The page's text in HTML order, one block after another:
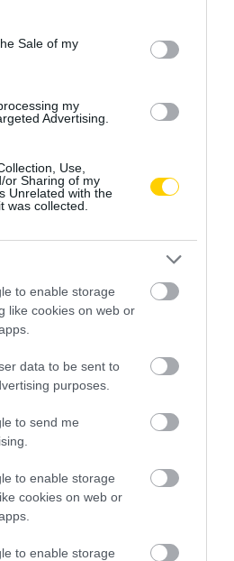
purposes in below Google
Sale of my
my
Advertising.
Use,
or Sharing of my
Unrelated with the
was collected.
to enable storage
like cookies on web or
data to be sent to
purposes.
to send me
to enable storage
cookies on web or
to enable storage